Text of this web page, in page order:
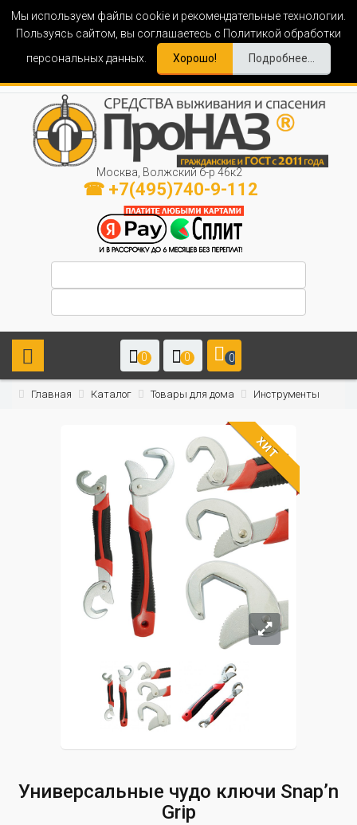
Мы используем файлы cookie и рекомендательные технологии.
Пользуясь сайтом, вы соглашаетесь с Политикой обработки
персональных данных.
Хорошо! Подробнее...
Москва, Волжский б-р 46к2
☎ +7(495)740-9-112
0 0 0
Главная Каталог Товары для дома Инструменты
ХИТ
Универсальные чудо ключи Snap’n
Grip